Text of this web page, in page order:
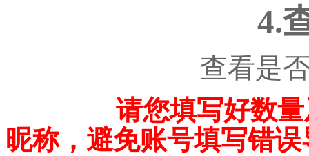
4.
查看是
请您填写好数
昵称，避免账号填写错